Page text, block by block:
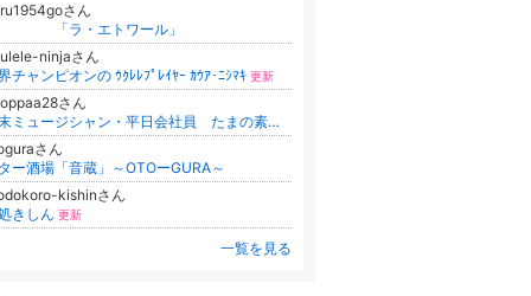
さん
ラ・エトワール」
ninjaさん
チャンピオンの ｳｸﾚﾚﾌﾟﾚｲﾔｰ ｶｳｱ･ﾆｼﾏｷ 更新
さん
週末ミュージシャン・平日会社員 たまの素晴らしい毎日！！
さん
ー酒場「音蔵」～OTOーGURA～
kishinさん
きしん 更新
一覧を見る